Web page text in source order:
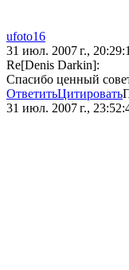
ufoto16
31 июл. 2007 г.,
Re[Denis Darkin]:
Спасибо ценный
ОтветитьЦитировать
31 июл. 2007 г.,